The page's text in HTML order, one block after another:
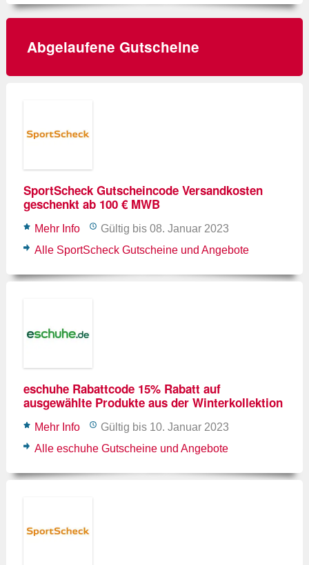
Abgelaufene Gutscheine
SportScheck Gutscheincode Versandkosten
geschenkt ab 100 € MWB
Mehr Info
Gültig bis 08. Januar 2023
Alle SportScheck Gutscheine und Angebote
eschuhe Rabattcode 15% Rabatt auf
ausgewählte Produkte aus der Winterkollektion
Mehr Info
Gültig bis 10. Januar 2023
Alle eschuhe Gutscheine und Angebote